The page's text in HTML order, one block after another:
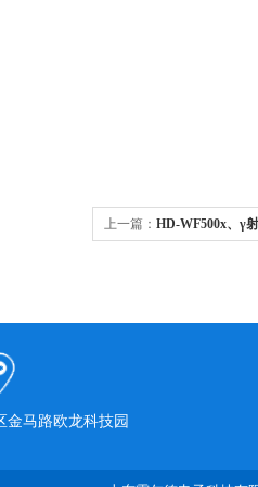
上一篇： HD-WF500x、γ
金马路欧龙科技园